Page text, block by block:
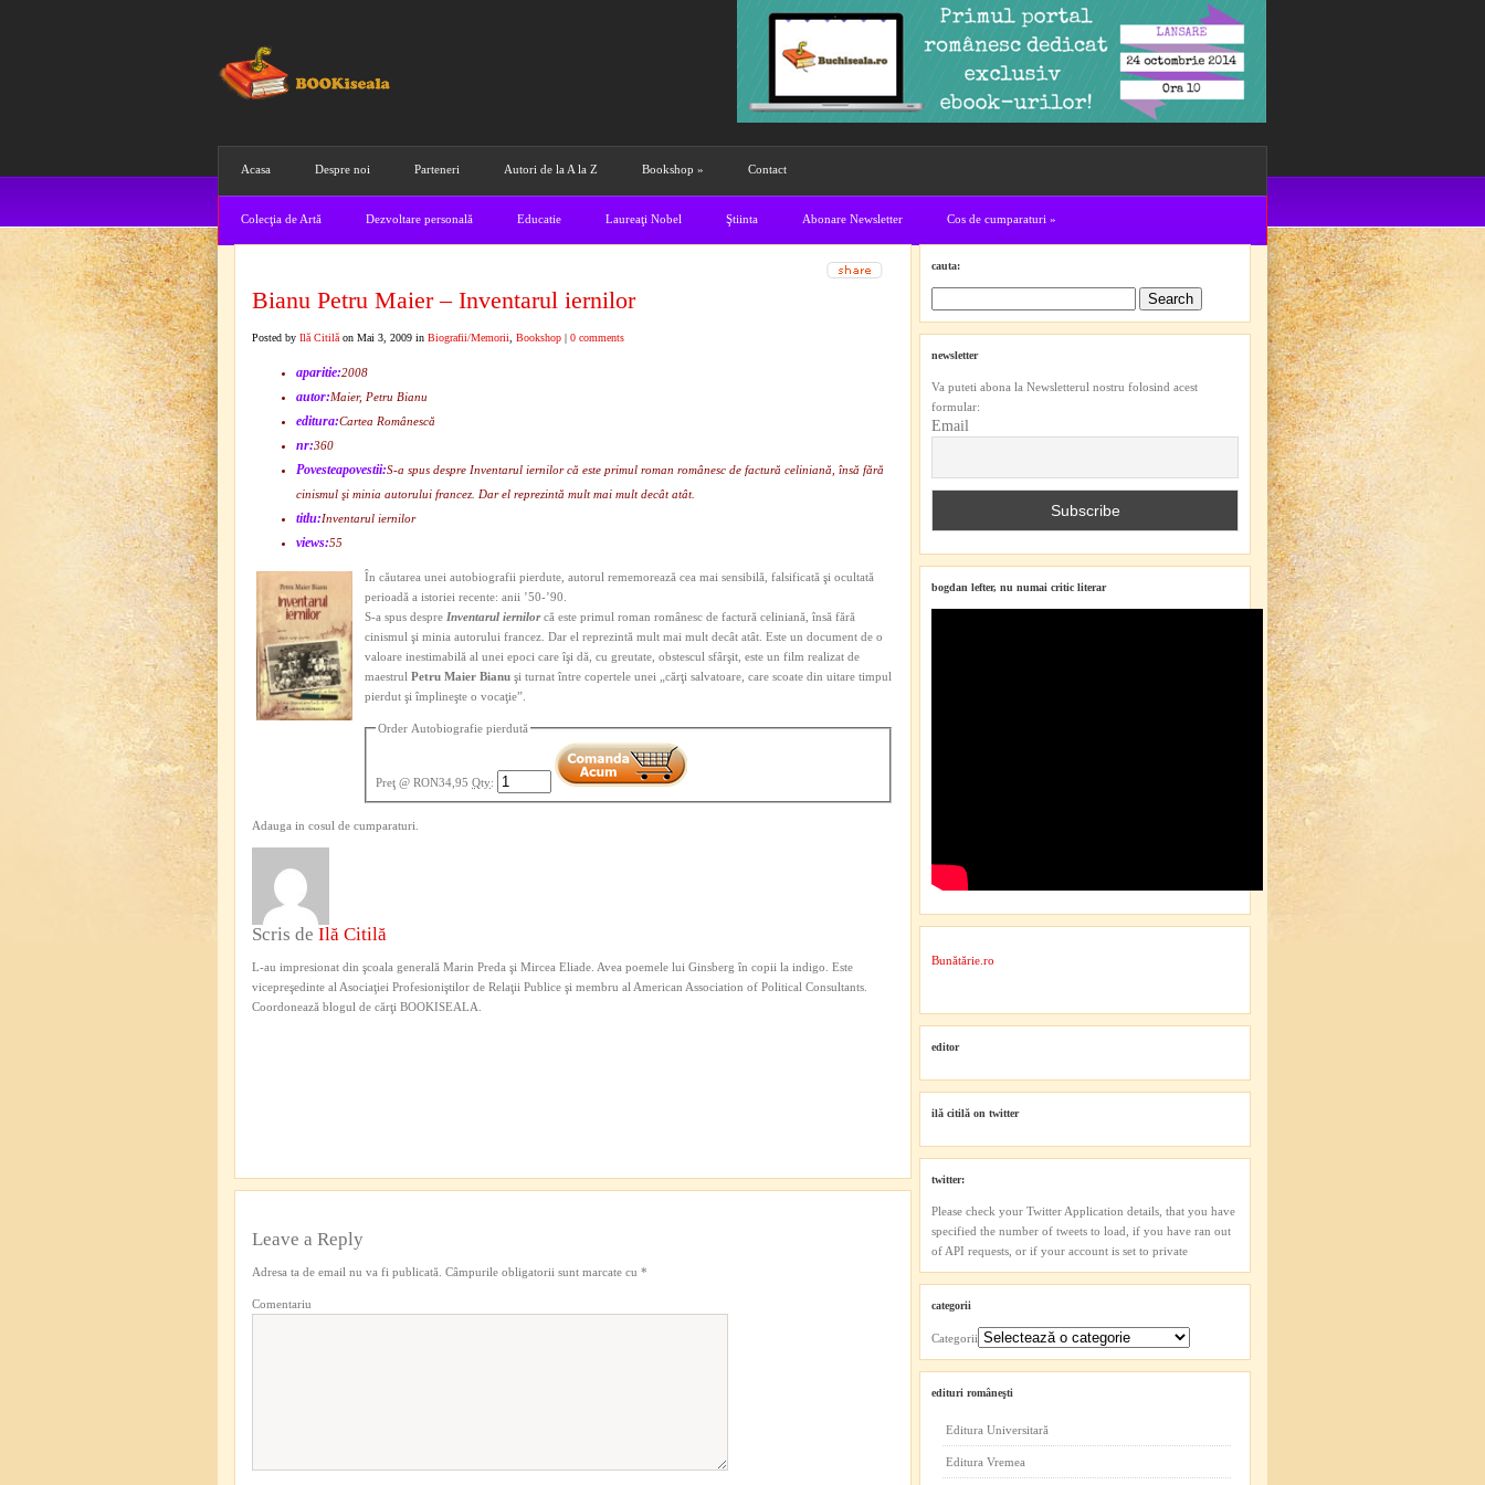
Acasa Despre noi Parteneri Autori de la A la Z Bookshop » Contact
Colecţia de Artă Dezvoltare personală Educatie Laureaţi Nobel Ştiinta Abonare Newsletter Cos de cumparaturi »
Bianu Petru Maier – Inventarul iernilor
Posted by Ilă Citilă on Mai 3, 2009 in Biografii/Memorii Bookshop | 0 comments
aparitie:2008
autor:Maier, Petru Bianu
editura:Cartea Românescă
nr:360
Povesteapovestii:S-a spus despre Inventarul iernilor că este primul roman românesc de factură celiniană, însă fără
cinismul şi minia autorului francez. Dar el reprezintă mult mai mult decât atât.
titlu:Inventarul iernilor
views:55
În căutarea unei autobiografii pierdute, autorul rememorează cea mai sensibilă, falsificată şi ocultată
perioadă a istoriei recente: anii ’50-’90.
S-a spus despre Inventarul iernilor că este primul roman românesc de factură celiniană, însă fără
cinismul şi minia autorului francez. Dar el reprezintă mult mai mult decât atât. Este un document de o
valoare inestimabilă al unei epoci care îşi dă, cu greutate, obstescul sfârşit, este un film realizat de
maestrul Petru Maier Bianu şi turnat între copertele unei „cărţi salvatoare, care scoate din uitare timpul
pierdut şi împlineşte o vocaţie”.
Order Autobiografie pierdută
Preţ @ RON34,95 Qty:
Adauga in cosul de cumparaturi.
Scris de Ilă Citilă
L-au impresionat din şcoala generală Marin Preda şi Mircea Eliade. Avea poemele lui Ginsberg în copii la indigo. Este
vicepreşedinte al Asociaţiei Profesioniştilor de Relaţii Publice şi membru al American Association of Political Consultants.
Coordonează blogul de cărţi BOOKISEALA.
Leave a Reply
Adresa ta de email nu va fi publicată. Câmpurile obligatorii sunt marcate cu *
Comentariu
cauta:
newsletter
Va puteti abona la Newsletterul nostru folosind acest
formular:
Email
bogdan lefter, nu numai critic literar
Bunătărie.ro
editor
ilă citilă on twitter
twitter:
Please check your Twitter Application details, that you have
specified the number of tweets to load, if you have ran out
of API requests, or if your account is set to private
categorii
Categorii
edituri româneşti
Editura Universitară
Editura Vremea